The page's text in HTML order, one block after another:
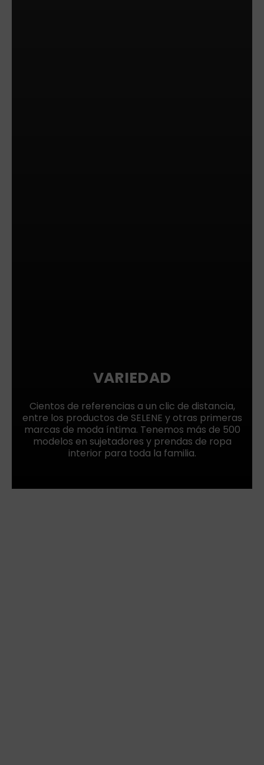
VARIEDAD
Cientos de referencias a un clic de distancia,
entre los productos de SELENE y otras primeras
marcas de moda íntima. Tenemos más de 500
modelos en sujetadores y prendas de ropa
interior para toda la familia.